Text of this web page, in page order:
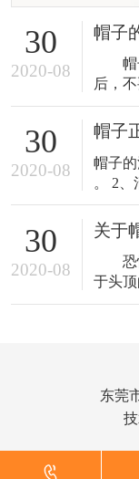
30
2020-08
帽子
帽子
后，
上，
走样
上油
拆下
潮发
常刷
软刷
30
2020-08
帽子
帽子的洗涤 1、帽上如
。 2、清洗帽子宜先用清水加中性洗洁剂稍
为浸泡 。 3、用软性刷子
内圈
洗几
如果
就免了。 5、将帽子折合成四
水分，
30
2020-08
关于
恐怕
于头
保持
家赛
这段
百姓
会对
让自己
东莞